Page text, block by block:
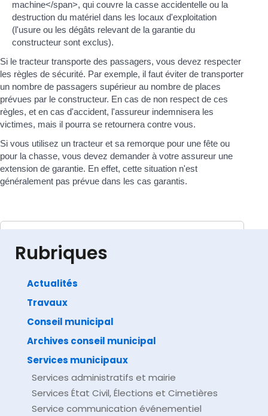
machine</span>, qui couvre la casse accidentelle ou la
destruction du matériel dans les locaux d'exploitation
(l'usure ou les dégâts relevant de la garantie du
constructeur sont exclus).
Si le tracteur transporte des passagers, vous devez respecter
les règles de sécurité. Par exemple, il faut éviter de transporter
un nombre de passagers supérieur au nombre de places
prévues par le constructeur. En cas de non respect de ces
règles, et en cas d'accident, l'assureur indemnisera les
victimes, mais il pourra se retournera contre vous.
Si vous utilisez un tracteur et sa remorque pour une fête ou
pour la chasse, vous devez demander à votre assureur une
extension de garantie. En effet, cette situation n'est
généralement pas prévue dans les cas garantis.
Direction de l'information légale et administrative
Rubriques
Actualités
Travaux
Conseil municipal
Archives conseil municipal
Services municipaux
Services administratifs et mairie
Services État Civil, Élections et Cimetières
Service communication événementiel